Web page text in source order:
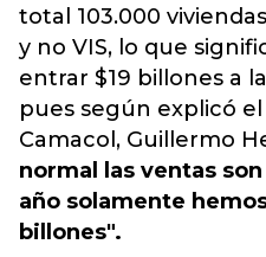
total 103.000
y no VIS, lo que
entrar $19 billones a
pues según explicó
Camacol, Guillermo
normal las ventas
año solamente
billones".